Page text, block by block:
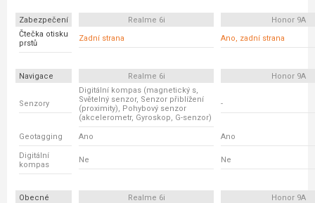
Zabezpečení Realme 6i
Honor 9A
Čtečka otisku
prstů
Zadní strana Ano, zadní strana
Navigace Realme 6i Honor 9A
Senzory
Digitální kompas (magnetický s,
Světelný senzor, Senzor přiblížení
(proximity), Pohybový senzor
(akcelerometr, Gyroskop, G-senzor)
-
Geotagging Ano Ano
Digitální
kompas
Ne Ne
Obecné Realme 6i
Honor 9A